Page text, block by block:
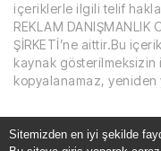
içeriklerle ilgili telif
REKLAM DANIŞMANLIK
ŞİRKETİ’ne aittir.Bu
kaynak
kopyalanamaz, yeniden
Sitemizden en iyi şekilde